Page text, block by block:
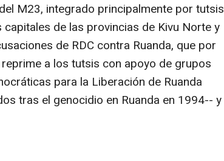
M23, integrado principalmente por tutsis
de las provincias de Kivu Norte y
de RDC contra Ruanda, que por
a los tutsis con apoyo de grupos
para la Liberación de Ruanda
tras el genocidio en Ruanda en 1994-- y